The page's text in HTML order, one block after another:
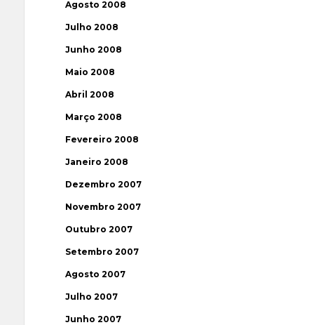
Agosto 2008
Julho 2008
Junho 2008
Maio 2008
Abril 2008
Março 2008
Fevereiro 2008
Janeiro 2008
Dezembro 2007
Novembro 2007
Outubro 2007
Setembro 2007
Agosto 2007
Julho 2007
Junho 2007